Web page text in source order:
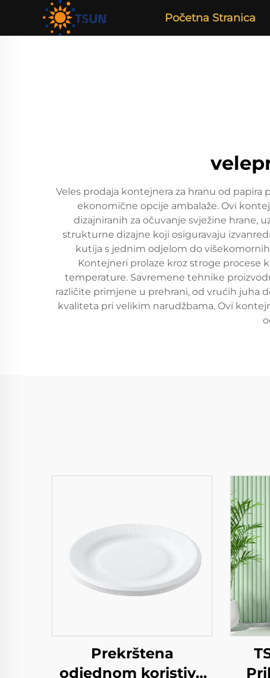
Početna Stranica
Veles prodaja kontejnera za hranu od
ekonomične opcije ambalaže. Ovi
dizajniranih za očuvanje svježine hrane,
strukturne dizajne koji osiguravaju
kutija s jednim odjelom do
Kontejneri prolaze kroz stroge procese
temperature. Savremene tehnike
različite primjene u prehrani, od vrućih juha
kvaliteta pri velikim narudžbama. Ovi
Prekrštena
odjednom koristiva